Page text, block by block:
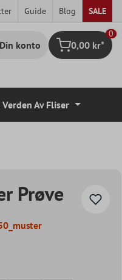
Guide Blog SALE
Din konto Handlekurv
0
0,00 kr*
Verden Av Fliser
Prøve